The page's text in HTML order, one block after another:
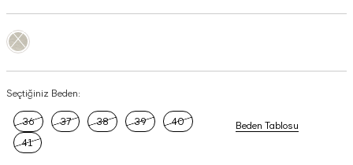
Seçtiğiniz Beden:
36 37 38 39
40
41
Beden Tablosu